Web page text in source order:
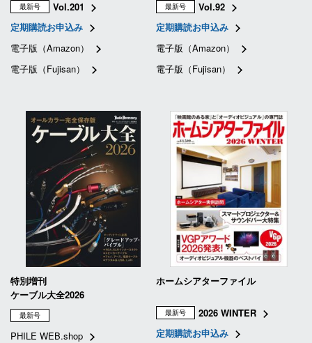
最新号
Vol.201
定期購読お申込み
電子版（Amazon）
電子版（Fujisan）
最新号
Vol.92
定期購読お申込み
電子版（Amazon）
電子版（Fujisan）
特別増刊
ケーブル大全2026
最新号
PHILE WEB.shop
ホームシアターファイル
最新号
2026 WINTER
定期購読お申込み